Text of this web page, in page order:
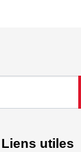
Liens utiles